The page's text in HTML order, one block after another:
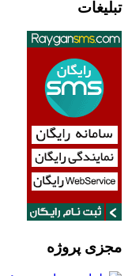
تبلیغات
مجزی پروژه